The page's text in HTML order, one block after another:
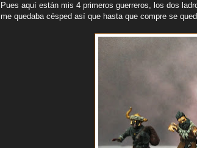
Pues aquí están mis 4 primeros guerreros, los dos
me quedaba césped así que hasta que compre se